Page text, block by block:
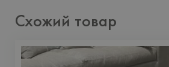
Схожий товар